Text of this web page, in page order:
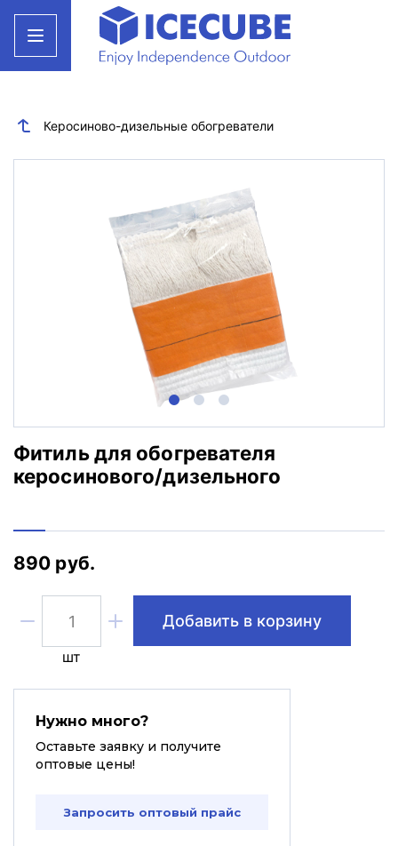
Керосиново-дизельные обогреватели
Фитиль для обогревателя
керосинового/дизельного
890 руб.
шт
Добавить в корзину
Нужно много?
Оставьте заявку и получите
оптовые цены!
Запросить оптовый прайс